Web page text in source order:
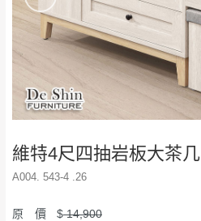
維特4尺四抽岩板大茶几
A004. 543-4 .26
原 價 $14,900